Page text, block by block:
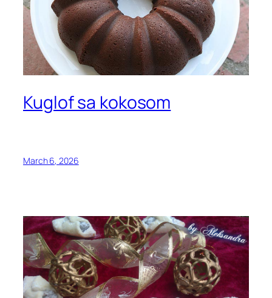
Kuglof sa kokosom
March 6, 2026